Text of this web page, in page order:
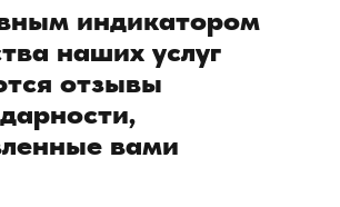
индикатором
наших услуг
отзывы
вами